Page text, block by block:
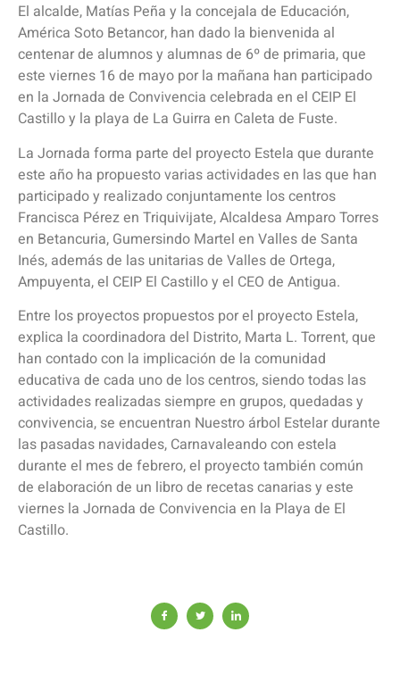
El alcalde, Matías Peña y la concejala de Educación,
América Soto Betancor, han dado la bienvenida al
centenar de alumnos y alumnas de 6º de primaria, que
este viernes 16 de mayo por la mañana han participado
en la Jornada de Convivencia celebrada en el CEIP El
Castillo y la playa de La Guirra en Caleta de Fuste.
La Jornada forma parte del proyecto Estela que durante
este año ha propuesto varias actividades en las que han
participado y realizado conjuntamente los centros
Francisca Pérez en Triquivijate, Alcaldesa Amparo Torres
en Betancuria, Gumersindo Martel en Valles de Santa
Inés, además de las unitarias de Valles de Ortega,
Ampuyenta, el CEIP El Castillo y el CEO de Antigua.
Entre los proyectos propuestos por el proyecto Estela,
explica la coordinadora del Distrito, Marta L. Torrent, que
han contado con la implicación de la comunidad
educativa de cada uno de los centros, siendo todas las
actividades realizadas siempre en grupos, quedadas y
convivencia, se encuentran Nuestro árbol Estelar durante
las pasadas navidades, Carnavaleando con estela
durante el mes de febrero, el proyecto también común
de elaboración de un libro de recetas canarias y este
viernes la Jornada de Convivencia en la Playa de El
Castillo.